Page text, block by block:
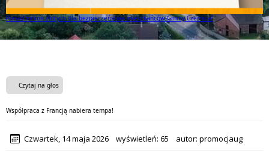
Ponad milion złotych dla bezpieczeństwa mieszkańców Gminy Czernica!
Czytaj na głos
Współpraca z Francją nabiera tempa!
Czwartek, 14 maja 2026 wyświetleń: 65 autor: promocjaug